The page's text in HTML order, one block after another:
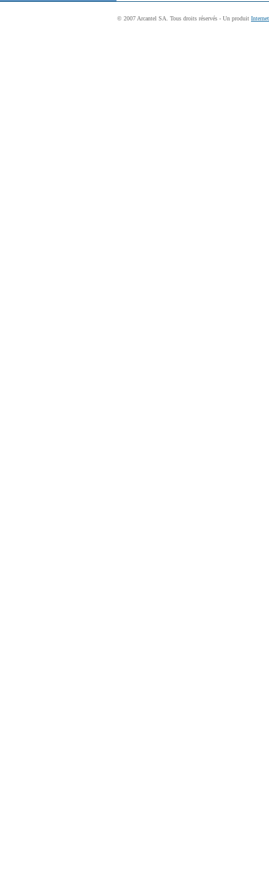
© 2007 Arcantel SA. Tous droits réservés - Un produit